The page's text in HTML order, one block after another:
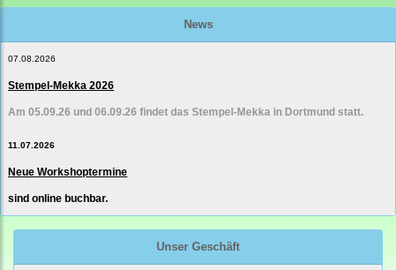
News
07.08.2026
Stempel-Mekka 2026
Am 05.09.26 und 06.09.26 findet das Stempel-Mekka in Dortmund statt.
11.07.2026
Neue Workshoptermine
sind online buchbar.
Unser Geschäft